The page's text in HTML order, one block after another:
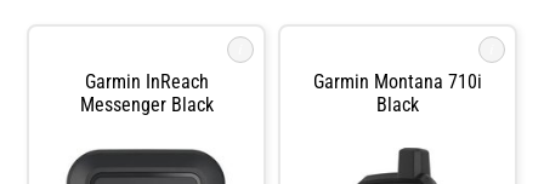
Garmin InReach
Messenger Black
Garmin Montana 710i
Black